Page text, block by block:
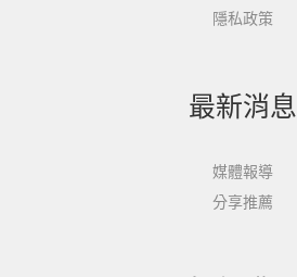
隱私政策
最新消息
媒體報導
分享推薦